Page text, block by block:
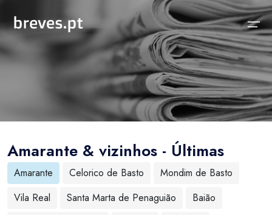
Notícias
Concelhos Vizinhos
Distrito
País
Sobre
Funcionalidades
As nossas Fontes
Perguntas Frequentes
Amarante & vizinhos - Últimas
Amarante Celorico de Basto
Mondim de Basto
Vila Real
Santa Marta de Penaguião
Baião